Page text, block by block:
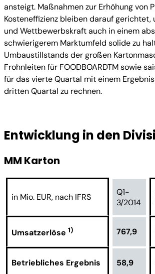
ansteigt. Maßnahmen zur Erhöhung von
Kosteneffizienz bleiben darauf gerichtet,
und Wettbewerbskraft auch in einem
schwierigerem Marktumfeld solide zu
Umbaustillstands der großen
Frohnleiten für FOODBOARDTM sowie
für das vierte Quartal mit einem
dritten Quartal zu rechnen.
Entwicklung in den
MM Karton
in Mio. EUR, nach IFRS
Q1-
3/2014
Umsatzerlöse 1) 767,9
Betriebliches Ergebnis 58,9